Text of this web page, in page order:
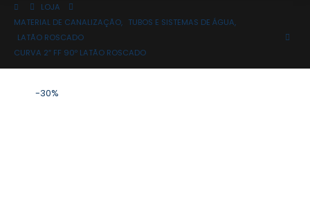
LOJA
MATERIAL DE CANALIZAÇÃO, TUBOS E SISTEMAS DE ÁGUA,
LATÃO ROSCADO
CURVA 2″ FF 90º LATÃO ROSCADO
-30%